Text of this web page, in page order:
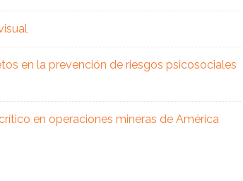
en la prevención de riesgos psicosociales
en operaciones mineras de América